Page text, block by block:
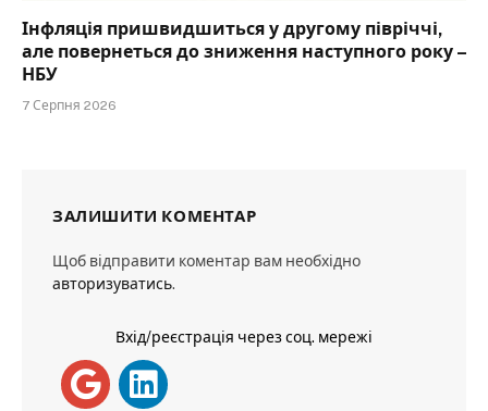
Інфляція пришвидшиться у другому півріччі,
але повернеться до зниження наступного року –
НБУ
7 Серпня 2026
ЗАЛИШИТИ КОМЕНТАР
Щоб відправити коментар вам необхідно
авторизуватись.
Вхід/реєстрація через соц. мережі